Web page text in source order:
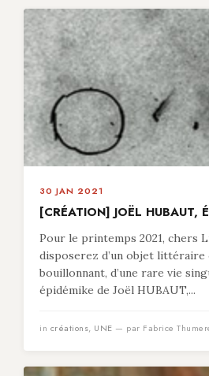
30 JAN 2021
[CRÉATION] JOËL HUBAUT,
Pour le printemps 2021, chers
disposerez d’un objet
bouillonnant, d’une rare vie
épidémike de Joël HUBAUT,...
in créations, UNE — par Fabrice